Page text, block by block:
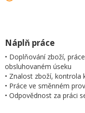
Náplň práce
• Doplňování zboží,
obsluhovaném úseku
• Znalost zboží, kontrola
• Práce ve směnném
• Odpovědnost za práci